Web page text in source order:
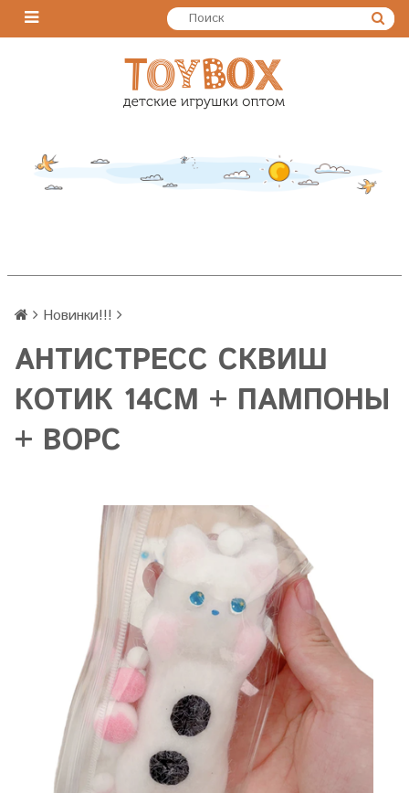
Новинки!!!
АНТИСТРЕСС СКВИШ
КОТИК 14СМ + ПАМПОНЫ
+ ВОРС